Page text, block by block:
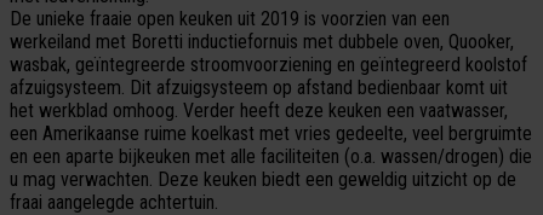
De unieke fraaie open keuken uit 2019 is voorzien van een
werkeiland met Boretti inductiefornuis met dubbele oven, Quooker,
wasbak, geïntegreerde stroomvoorziening en geïntegreerd koolstof
afzuigsysteem. Dit afzuigsysteem op afstand bedienbaar komt uit
het werkblad omhoog. Verder heeft deze keuken een vaatwasser,
een Amerikaanse ruime koelkast met vries gedeelte, veel bergruimte
en een aparte bijkeuken met alle faciliteiten (o.a. wassen/drogen) die
u mag verwachten. Deze keuken biedt een geweldig uitzicht op de
fraai aangelegde achtertuin.